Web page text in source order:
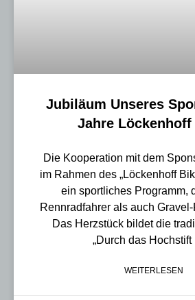
Jubiläum Unseres
Jahre Löckenhoff
Die Kooperation mit dem
im Rahmen des „Löckenhoff
ein sportliches Programm,
Rennradfahrer als auch
Das Herzstück bildet die
„Durch das Hochstift
WEITERLESEN